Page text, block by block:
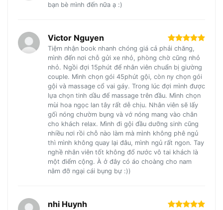
bạn bè mình đến nữa ạ :)
Victor Nguyen
Tiệm nhận book nhanh chóng giá cả phải chăng,
mình đến nơi chỗ gửi xe nhỏ, phòng chờ cũng nhỏ
nhỏ. Ngồi đợi 15phút để nhân viên chuẩn bị giường
couple. Mình chọn gói 45phút gội, còn ny chọn gói
gội và massage cổ vai gáy. Trong lúc đợi mình được
lựa chọn tinh dầu để massage trên đầu. Mình chọn
mùi hoa ngọc lan tây rất dễ chịu. Nhân viên sẽ lấy
gối nóng chườm bụng và vớ nóng mang vào chân
cho khách relax. Mình đi gội đầu dưỡng sinh cũng
nhiều nơi rồi chỗ nào làm mà mình không phê ngủ
thì mình không quay lại đâu, mình ngủ rất ngon. Tay
nghề nhân viên tốt không đổ nước vô tai khách là
một điểm cộng. À ở đây có áo choàng cho nam
nằm đỡ ngại cái bụng bự :))
nhi Huynh